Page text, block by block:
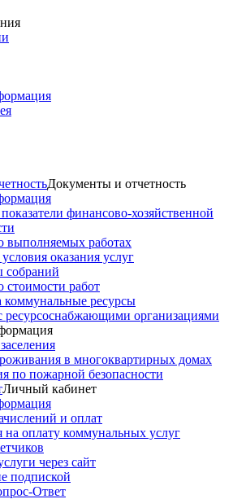
Документы и отчетность
финансово-хозяйственной
выполняемых работах
оказания услуг
собраний
стоимости работ
ресурсы
ресурсоснабжающими организациями
в многоквартирных домах
по пожарной безопасности
Личный кабинет
и оплат
на оплату коммунальных услуг
через сайт
подпиской
Ответ